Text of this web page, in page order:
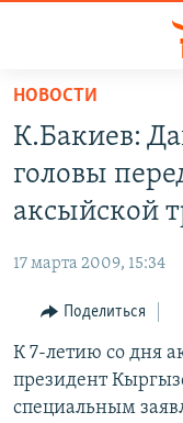
Вернуться
основному
содержанию
главной
навигации
Вернутся
поиску
КЫРГЫЗСТАН
ТАДЖИКИСТАН
ВОЙНА В УКРАИНЕ
ҚАЗАҚША
КЫРГЫЗЧА
ЎЗБЕКЧА
ТОҶИКӢ
Все сайты РСЕ/РС
НОВОСТИ
К.Бакиев:
головы
аксыйской
17 марта 2009, 15:34
Поделиться
К 7-летию со дня
президент
специальным